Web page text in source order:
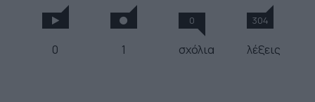
0 1
0
σχόλια
304
λέξεις